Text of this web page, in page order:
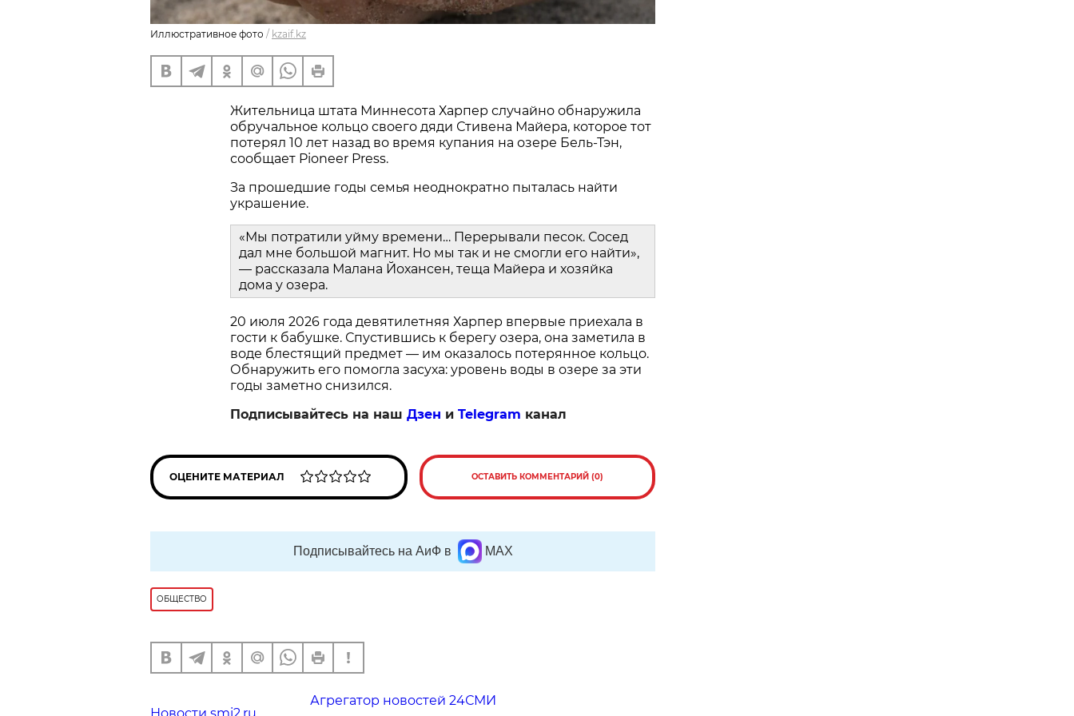
Иллюстративное фото / kzaif.kz
Жительница штата Миннесота Харпер случайно обнаружила
обручальное кольцо своего дяди Стивена Майера, которое тот
потерял 10 лет назад во время купания на озере Бель-Тэн,
сообщает Pioneer Press.
За прошедшие годы семья неоднократно пыталась найти
украшение.
«Мы потратили уйму времени… Перерывали песок. Сосед
дал мне большой магнит. Но мы так и не смогли его найти»,
— рассказала Малана Йохансен, теща Майера и хозяйка
дома у озера.
20 июля 2026 года девятилетняя Харпер впервые приехала в
гости к бабушке. Спустившись к берегу озера, она заметила в
воде блестящий предмет — им оказалось потерянное кольцо.
Обнаружить его помогла засуха: уровень воды в озере за эти
годы заметно снизился.
Подписывайтесь на наш Дзен и Telegram канал
ОЦЕНИТЕ МАТЕРИАЛ ОСТАВИТЬ КОММЕНТАРИЙ (0)
Подписывайтесь на АиФ в MAX
ОБЩЕСТВО
Агрегатор новостей 24СМИ